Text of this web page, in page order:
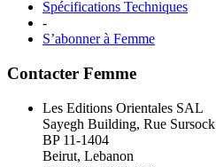
Spécifications Techniques
-
S’abonner à Femme
Contacter Femme
Les Editions Orientales SAL
Sayegh Building, Rue Sursock
BP 11-1404
Beirut, Lebanon